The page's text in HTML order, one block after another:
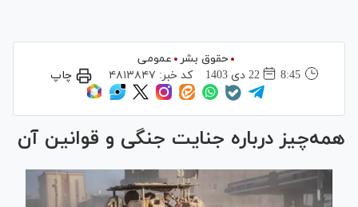
حقوق بشر
عمومی
8:45
22 دی 1403 کد خبر: ۴۸۱۳۸۴۷ چاپ
همه‌چیز درباره جنایت جنگی و قوانین آن